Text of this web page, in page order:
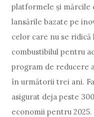
platformele și mărcile
lansările bazate pe
celor care nu se
combustibilul pentru
program de reducere
în următorii trei ani.
asigurat deja peste
economii pentru 2025.